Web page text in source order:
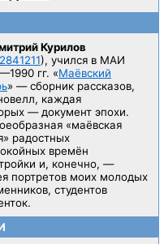
Курилов
), учился в МАИ
гг. «Маёвский
» — сборник рассказов,
каждая
— документ эпохи.
«маёвская
радостных
времён
и, конечно, —
портретов моих молодых
студентов